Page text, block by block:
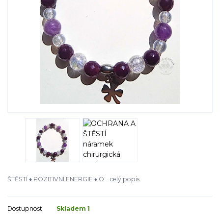
ŠTĚSTÍ ♦ POZITIVNÍ ENERGIE ♦ O... celý popis
Dostupnost Skladem 1